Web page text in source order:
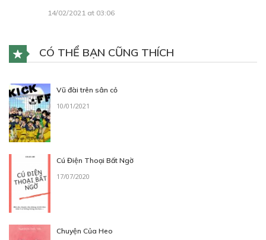
14/02/2021 at 03:06
CÓ THỂ BẠN CŨNG THÍCH
Vũ đài trên sân cỏ
10/01/2021
Cú Điện Thoại Bất Ngờ
17/07/2020
Chuyện Của Heo